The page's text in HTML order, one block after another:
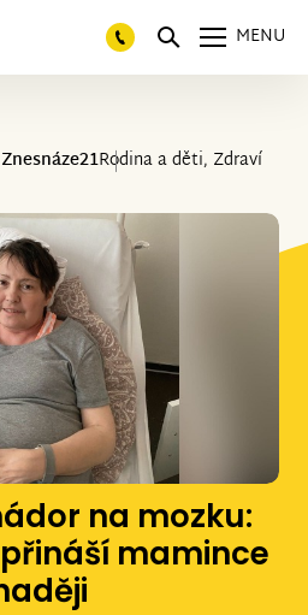
MENU
Znesnáze21Rodina a děti, Zdraví
na mozku:
mamince